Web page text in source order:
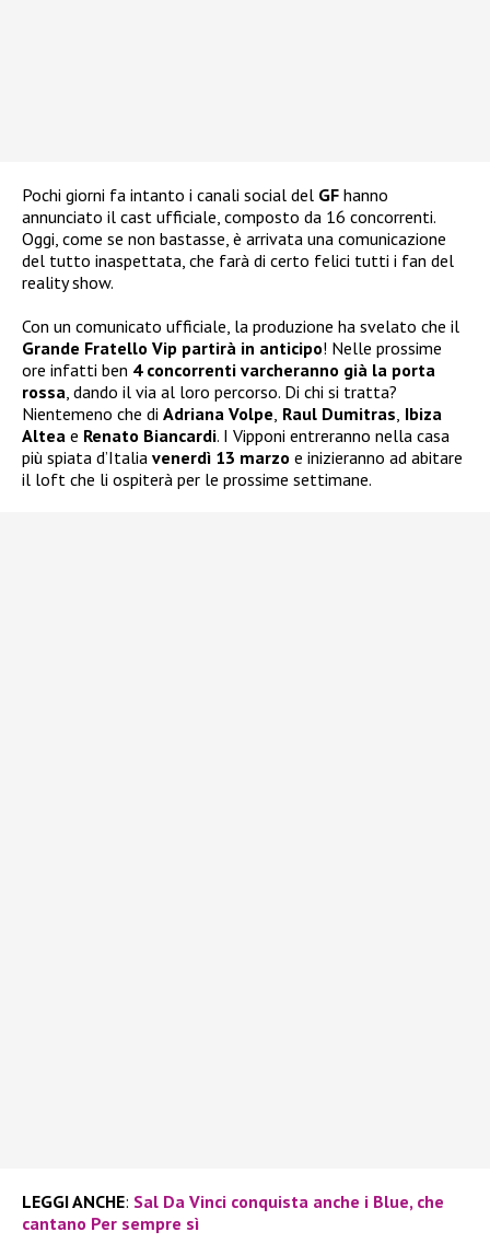
Pochi giorni fa intanto i canali social del GF hanno
annunciato il cast ufficiale, composto da 16 concorrenti.
Oggi, come se non bastasse, è arrivata una comunicazione
del tutto inaspettata, che farà di certo felici tutti i fan del
reality show.
Con un comunicato ufficiale, la produzione ha svelato che il
Grande Fratello Vip partirà in anticipo! Nelle prossime
ore infatti ben 4 concorrenti varcheranno già la porta
rossa, dando il via al loro percorso. Di chi si tratta?
Nientemeno che di Adriana Volpe, Raul Dumitras, Ibiza
Altea e Renato Biancardi. I Vipponi entreranno nella casa
più spiata d’Italia venerdì 13 marzo e inizieranno ad abitare
il loft che li ospiterà per le prossime settimane.
LEGGI ANCHE: Sal Da Vinci conquista anche i Blue, che
cantano Per sempre sì